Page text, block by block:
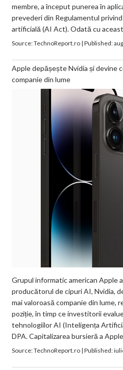
membre, a început punerea în
prevederi din Regulamentul
artificială (AI Act). Odată cu
Source:TechnoReport.ro| Published:
Apple depășește Nvidia și devine
companie din lume
Grupul informatic american Apple
producătorul de cipuri AI, Nvidia,
mai valoroasă companie din lume,
poziție, în timp ce investitorii
tehnologiilor AI (Inteligența
DPA. Capitalizarea bursieră a
Source:TechnoReport.ro| Published: